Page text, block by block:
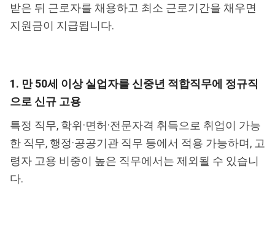
받은 뒤 근로자를 채용하고 최소 근로기간을 채우면
지원금이 지급됩니다.
1. 만 50세 이상 실업자를 신중년 적합직무에 정규직
으로 신규 고용
특정 직무, 학위·면허·전문자격 취득으로 취업이 가능
한 직무, 행정·공공기관 직무 등에서 적용 가능하며, 고
령자 고용 비중이 높은 직무에서는 제외될 수 있습니
다.